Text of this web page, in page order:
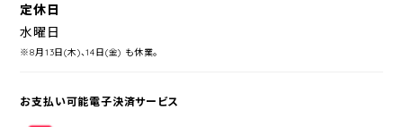
定休日
水曜日
※8月13日(木)、14日(金) も休業。
お支払い可能電子決済サービス